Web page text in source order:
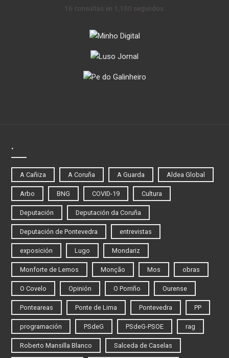
16 consultas en 1,100 segundos.
.
A Cañiza A Coruña A Guarda Aldea Global
Arbo BNG COVID-19 Cultura
Deputación Deputación da Coruña
Deputación de Pontevedra entrevistas
exposición Lugo Mondariz
Monforte de Lemos Monção Mos obras
O Covelo Opinión O Porriño Ourense
Ponteareas Ponte de Lima Pontevedra PP
programación PSdeG PSdeG-PSOE rag
Roberto Mansilla Blanco Salceda de Caselas